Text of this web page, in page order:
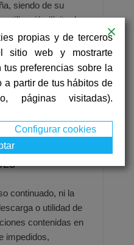
siendo de su
utilización ilícita de
del sitio web por
Si de manera
cualquiera de
en las presentes
uso, responderá por
que de dicho
derivarse para la
continuado, ni la
o utilidad de
contenidas en
impedidos,
propias y de terceros
sitio web y mostrarte
preferencias sobre la
a partir de tus hábitos de
páginas visitadas).
Configurar cookies